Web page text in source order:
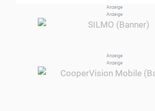
Anzeige
Anzeige
Anzeige
Anzeige